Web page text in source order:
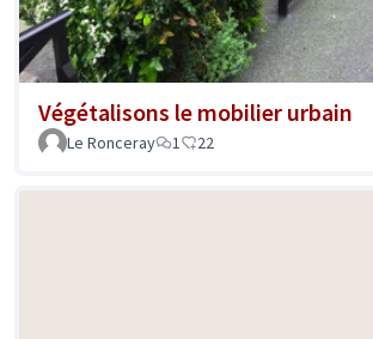
Végétalisons le mobilier urbain
Le Ronceray
1 22